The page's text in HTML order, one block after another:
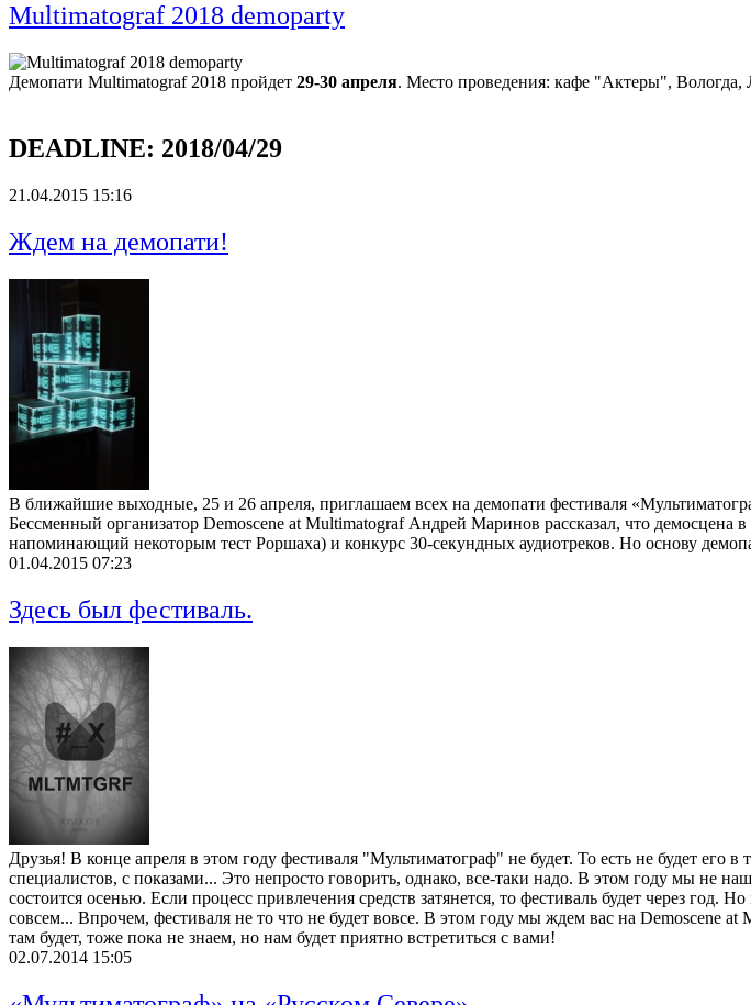
Multimatograf 2018 demoparty
Демопати Multimatograf 2018 пройдет 29-30 апреля. Место проведения: кафе "Актеры", Вологда,
DEADLINE: 2018/04/29
21.04.2015 15:16
Ждем на демопати!
В ближайшие выходные, 25 и 26 апреля, приглашаем всех на демопати фестиваля
Бессменный организатор Demoscene at Multimatograf Андрей Маринов рассказал, что
напоминающий некоторым тест Роршаха) и конкурс 30-секундных аудиотреков. Но основу
01.04.2015 07:23
Здесь был фестиваль.
Друзья! В конце апреля в этом году фестиваля "Мультиматограф" не будет. То есть не будет
специалистов, с показами... Это непросто говорить, однако, все-таки надо. В этом году мы не
состоится осенью. Если процесс привлечения средств затянется, то фестиваль будет через
совсем... Впрочем, фестиваля не то что не будет вовсе. В этом году мы ждем вас на Demoscene
там будет, тоже пока не знаем, но нам будет приятно встретиться с вами!
02.07.2014 15:05